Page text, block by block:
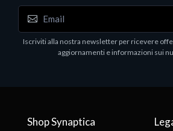
WD_BLACK SN850X NVMe SSD
WDBB9H0020BNC - SSD - 2 TB -
2280 - PCIe 4.0 (NVMe) -
nero
Iscriviti alla nostra newsletter per ricevere
aggiornamenti e informazioni sui
Shop Synaptica